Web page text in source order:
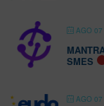
AGO
SMES
AGO